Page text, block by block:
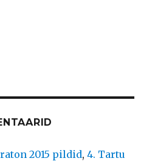
2015 pildid,4. Tartu